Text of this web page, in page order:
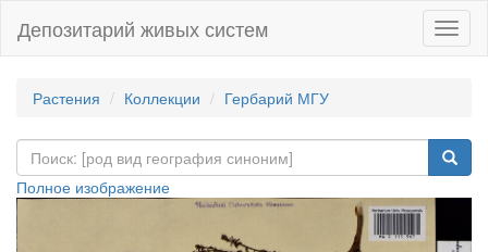
Депозитарий живых систем
Растения Коллекции Гербарий МГУ
Полное изображение